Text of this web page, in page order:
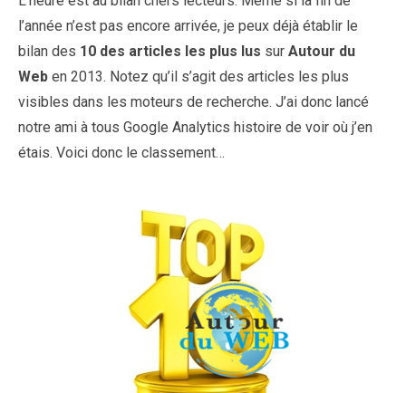
l’année n’est pas encore arrivée, je peux déjà établir le
bilan des 10 des articles les plus lus sur Autour du
Web en 2013. Notez qu’il s’agit des articles les plus
visibles dans les moteurs de recherche. J’ai donc lancé
notre ami à tous Google Analytics histoire de voir où j’en
étais. Voici donc le classement…